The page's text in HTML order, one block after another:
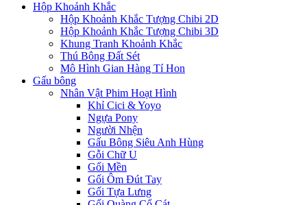
Hộp Khoảnh Khắc
Hộp Khoảnh Khắc Tượng Chibi 2D
Hộp Khoảnh Khắc Tượng Chibi 3D
Khung Tranh Khoảnh Khắc
Thú Bông Đất Sét
Mô Hình Gian Hàng Tí Hon
Gấu bông
Nhân Vật Phim Hoạt Hình
Khỉ Cici & Yoyo
Ngựa Pony
Người Nhện
Gấu Bông Siêu Anh Hùng
Gỗi Chữ U
Gối Mền
Gối Ôm Đút Tay
Gối Tựa Lưng